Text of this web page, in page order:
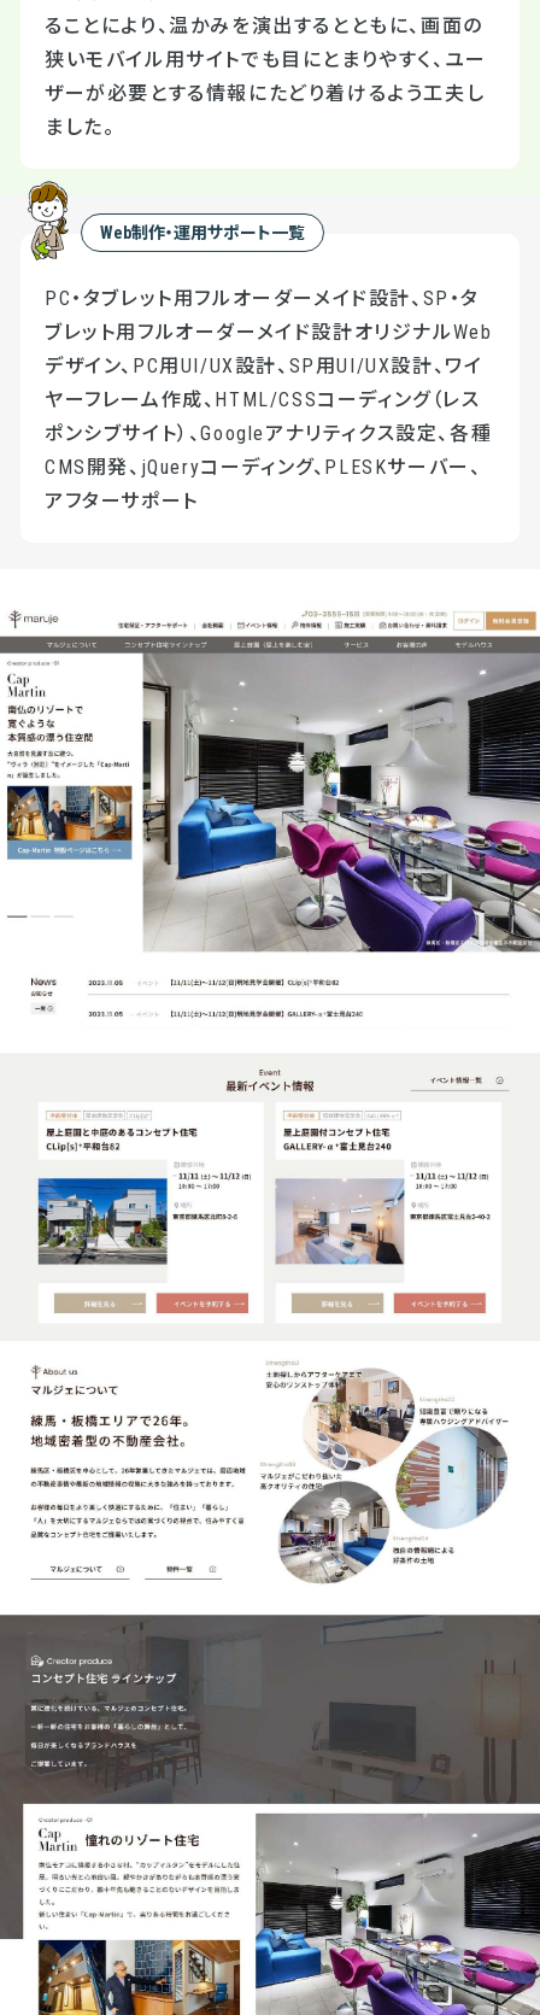
ることにより、温かみを演出するとともに、画面の
狭いモバイル用サイトでも目にとまりやすく、ユー
ザーが必要とする情報にたどり着けるよう工夫し
ました。
Web制作・運用サポート一覧
PC・タブレット用フルオーダーメイド設計、SP・タ
ブレット用フルオーダーメイド設計オリジナルWeb
デザイン、PC用UI/UX設計、SP用UI/UX設計、ワイ
ヤーフレーム作成、HTML/CSSコーディング（レス
ポンシブサイト）、Googleアナリティクス設定、各種
CMS開発、jQueryコーディング、PLESKサーバー、
アフターサポート